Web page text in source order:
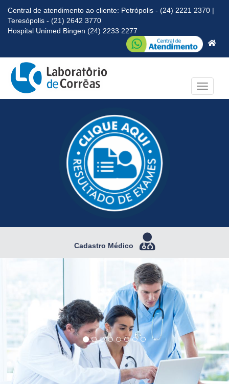
Central de atendimento ao cliente: Petrópolis - (24) 2221 2370 |
Teresópolis - (21) 2642 3770
Hospital Unimed Bingen (24) 2233 2277
Cadastro Médico